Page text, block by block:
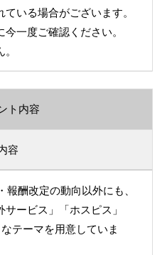
いる場合がございます。
一度ご確認ください。
ト内容
容
報酬改定の動向以外にも、
サービス」「ホスピス」
テーマを用意していま